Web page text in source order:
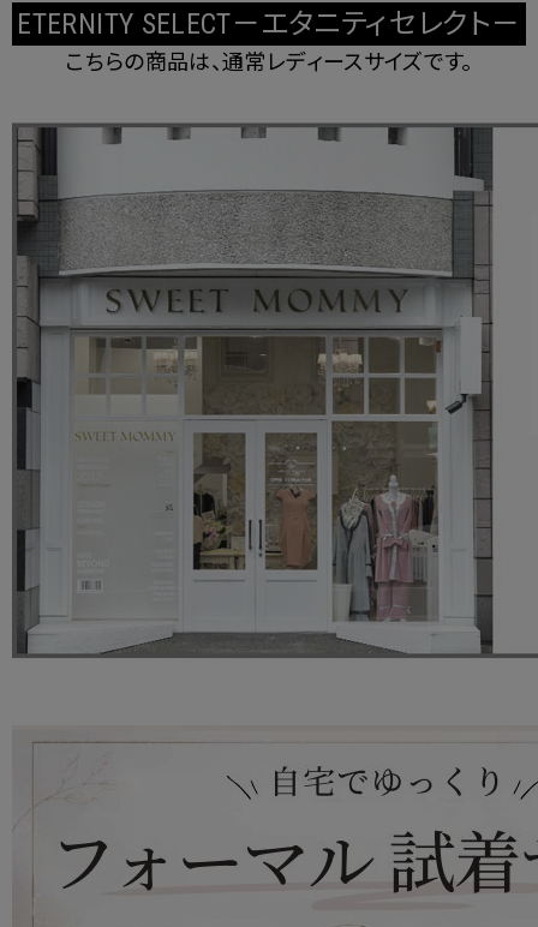
ETERNITY SELECT－エタニティセレクト－
こちらの商品は、通常レディースサイズです。